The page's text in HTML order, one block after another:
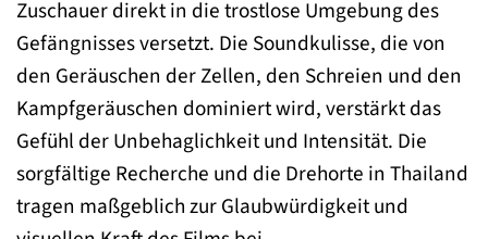
Zuschauer direkt in die trostlose Umgebung des
Gefängnisses versetzt. Die Soundkulisse, die von
den Geräuschen der Zellen, den Schreien und den
Kampfgeräuschen dominiert wird, verstärkt das
Gefühl der Unbehaglichkeit und Intensität. Die
sorgfältige Recherche und die Drehorte in Thailand
tragen maßgeblich zur Glaubwürdigkeit und